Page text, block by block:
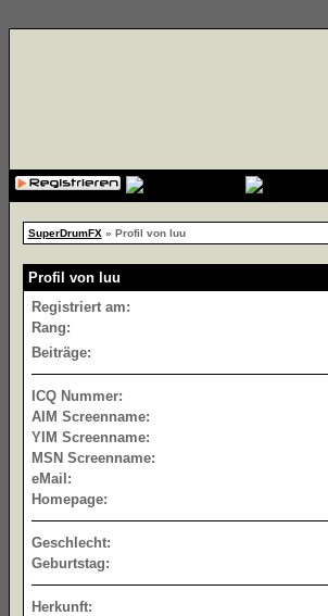
SuperDrumFX» Profil von luu
Profil von luu
Registriert am:
Rang:
Beiträge:
ICQ Nummer:
AIM Screenname:
YIM Screenname:
MSN Screenname:
eMail:
Homepage:
Geschlecht:
Geburtstag:
Herkunft: